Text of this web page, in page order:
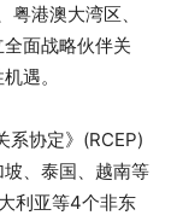
粤港澳大湾区、
面战略伙伴关
遇。
协定》(RCEP)
、泰国、越南等
利亚等4个非东